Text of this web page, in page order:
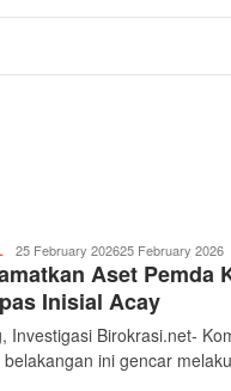
InvestigasiBirokrasi
25 February 202625 February 2026
Aset Pemda
Inisial Acay
Investigasi Birokrasi.net-
ini gencar